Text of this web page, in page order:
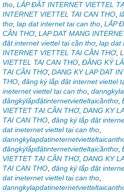
tho LẮP ĐẶT INTERNET VIETTEL
INTERNET VIETTEL TAI CAN THO
thơ, lap dat internet tai can tho LẮP
CẦN THƠ, LAP DAT MANG
đặt internet viettel tại cần thơ, lap dat
INTERNET VIETTEL TẠI CẦN THƠ,
VIETTEL TAI CAN THO ĐĂNG KÝ
TẠI CẦN THƠ, DANG KY LAP DAT
THO đăng ký lắp đặt internet viettel
ineternet viettel tại can tho
đăngkýlắpđặtinternetvietteltạicầnthơ,
VIETTET TẠI CẦN THƠ, DANG KY
TẠI CAN THO đăng ký lắp đặt
dat ineternet viettel tại can tho
đăngkýlắpđặtinternetvietteltạicầnthơ,
VIETTET TẠI CẦN THƠ, DANG KY
TẠI CAN THO đăng ký lắp đặt
dat ineternet viettel tại can tho